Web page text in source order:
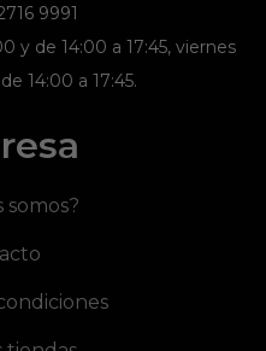
9991
y de 14:00 a 17:45, viernes
14:00 a 17:45.
somos?